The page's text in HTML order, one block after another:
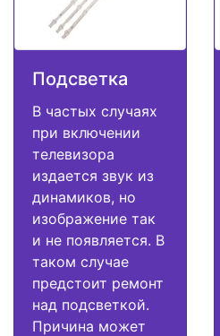
Подсветка
В частых случаях
при включении
телевизора
издается звук из
динамиков, но
изображение так
и не появляется. В
таком случае
предстоит ремонт
над подсветкой.
Причина может